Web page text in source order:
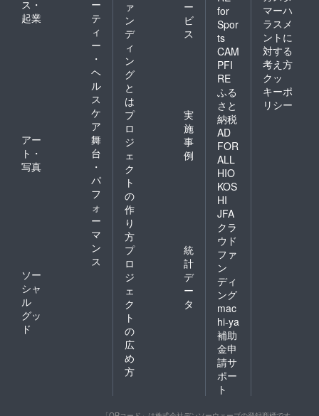
ス・
起業
ー
テ
ィ
ー
・
ヘ
ル
ス
ケ
ア
アー
ト・
写真
舞
台
・
パ
フ
ォ
ー
マ
ン
ス
ソー
シャ
ル
グッ
ド
ァ
ン
デ
ィ
ン
グ
と
は
ー
ビ
ス
プ
ロ
ジ
ェ
ク
ト
の
作
り
方
実
施
事
例
プ
ロ
ジ
ェ
ク
ト
の
広
め
方
統
計
デ
ー
タ
for
Spor
ts
CAM
PFI
RE
ふる
さと
納税
AD
FOR
ALL
HIO
KOS
HI
JFA
クラ
ウド
ファ
ン
ディ
ング
mac
hi-ya
補助
金申
請サ
ポー
ト
マーハ
ラスメ
ントに
対する
考え方
クッ
キーポ
リシー